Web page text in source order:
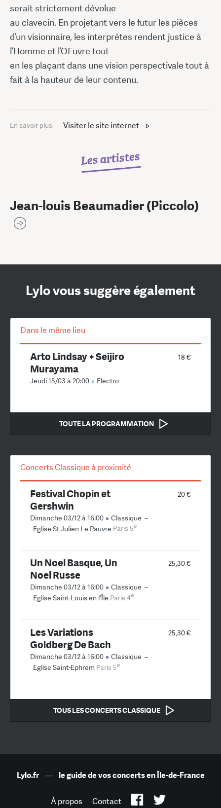
serait strictement dévolue
au clavecin. En projetant vers le futur les pièces
d’un visionnaire, les interprètes rendent justice à
l’Homme et l’OEuvre tout
en les plaçant dans une vision perspectivale tout à
fait à la hauteur de leur contenu.
En savoir plus Visiter le site internet
Les artistes
Jean-louis Beaumadier (Piccolo)
Lylo vous suggère également
Dans le même lieu
18 €
Arto Lindsay + Seijiro
Murayama
Jeudi 15/03 à 20:00 Electro
TOUTE LA PROGRAMMATION
Concerts Classique à proximité
20 €
Festival Chopin et
Gershwin
Dimanche 03/12 à 16:00 Classique –
Eglise St Julien Le Pauvre Paris 5e
25,30 €
Un Noel Basque, Un
Noel Russe
Dimanche 03/12 à 16:00 Classique –
Eglise Saint-Louis en l'Île Paris 4e
25,30 €
Les Variations
Goldberg De Bach
Dimanche 03/12 à 16:00 Classique –
Eglise Saint-Ephrem Paris 5e
TOUS LES CONCERTS CLASSIQUE
Lylo.fr— le guide de vos concerts en Île-de-France
À propos Contact